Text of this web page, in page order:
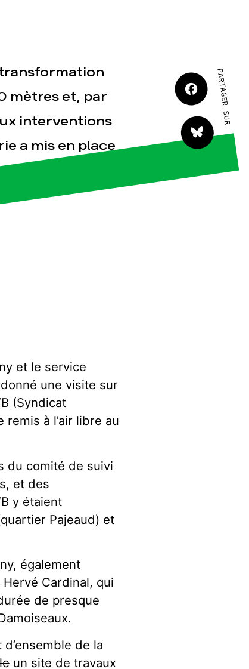
mètres et, par
interventions
a mis en place
PARTAGER SUR
et le service
une visite sur
(Syndicat
remis à l’air libre au
du comité de suivi
et des
y étaient
Pajeaud) et
également
Cardinal, qui
de presque
de la
un site de travaux